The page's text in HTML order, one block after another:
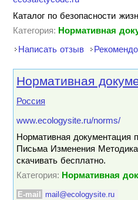
Каталог по безопасности
Категория: Нормативная
Написать отзыв
Нормативная
Россия
www.ecologysite.ru/norms/
Нормативная
Письма Изменения
скачивать бесплатно.
Категория: Нормативная
E-mail mail@ecologysite.ru